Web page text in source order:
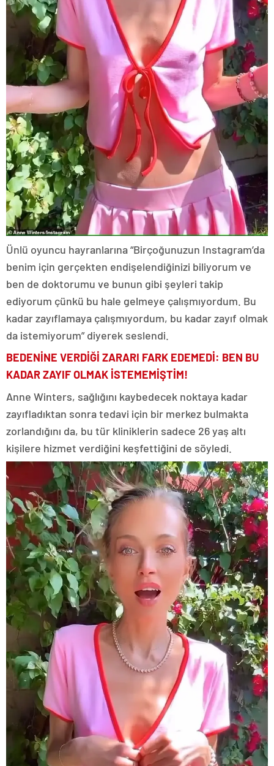
Ünlü oyuncu hayranlarına “Birçoğunuzun Instagram’da
benim için gerçekten endişelendiğinizi biliyorum ve
ben de doktorumu ve bunun gibi şeyleri takip
ediyorum çünkü bu hale gelmeye çalışmıyordum. Bu
kadar zayıflamaya çalışmıyordum, bu kadar zayıf olmak
da istemiyorum” diyerek seslendi.
BEDENİNE VERDİĞİ ZARARI FARK EDEMEDİ: BEN BU
KADAR ZAYIF OLMAK İSTEMEMİŞTİM!
Anne Winters, sağlığını kaybedecek noktaya kadar
zayıfladıktan sonra tedavi için bir merkez bulmakta
zorlandığını da, bu tür kliniklerin sadece 26 yaş altı
kişilere hizmet verdiğini keşfettiğini de söyledi.